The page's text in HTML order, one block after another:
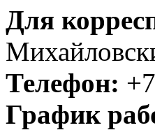
Для
Телефон:
График